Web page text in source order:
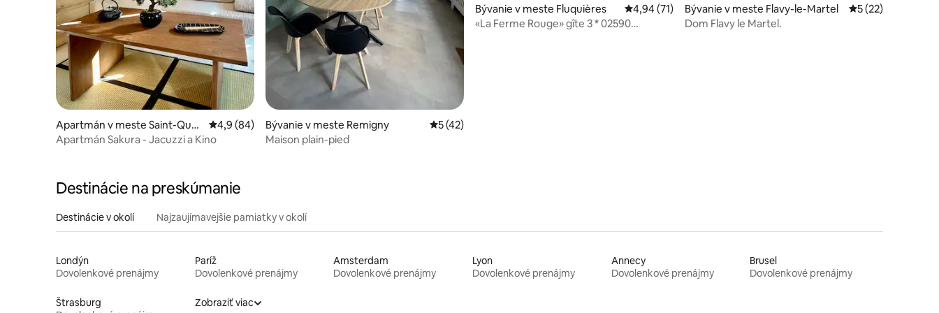
Apartmán v meste Saint-Que
ntin
Priemerné ohodnotenie 4,9 z 5, počet hodnotení: 84
4,9 (84)
Apartmán Sakura - Jacuzzi a Kino
Bývanie v meste Remigny Priemerné ohodnotenie 5 z 5, počet hodnotení: 42
5 (42)
Maison plain-pied
Bývanie v meste Fluquières Priemerné ohodnotenie 4,94 z 5, počet hodnotení: 71
4,94 (71)
«La Ferme Rouge» gîte 3 * 02590
Bývanie v meste Flavy-le-Martel Priemerné
5 (22)
Dom Flavy le Martel.
Destinácie na preskúmanie
Destinácie v okolí Najzaujímavejšie pamiatky v okolí
Londýn
Dovolenkové prenájmy
Paríž
Dovolenkové prenájmy
Amsterdam
Dovolenkové prenájmy
Lyon
Dovolenkové prenájmy
Annecy
Dovolenkové prenájmy
Brusel
Dovolenkové prenájmy
Štrasburg
Zobraziť viac